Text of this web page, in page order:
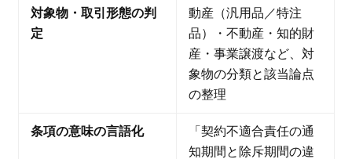
対象物・取引形態の判
定
動産（汎用品／特注
品）・不動産・知的財
産・事業譲渡など、対
象物の分類と該当論点
の整理
条項の意味の言語化
「契約不適合責任の通
知期間と除斥期間の違